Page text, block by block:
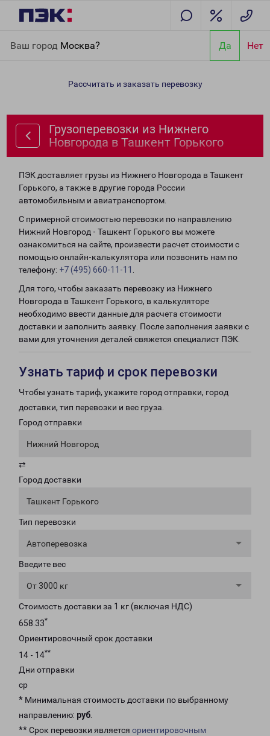
Ваш город Москва? Да Нет
в Ташкент Горького
Рассчитать и заказать перевозку
Грузоперевозки из Нижнего
Новгорода в Ташкент Горького
ПЭК доставляет грузы из Нижнего Новгорода в Ташкент
Горького, а также в другие города России
автомобильным и авиатранспортом.
С примерной стоимостью перевозки по направлению
Нижний Новгород - Ташкент Горького вы можете
ознакомиться на сайте, произвести расчет стоимости с
помощью онлайн-калькулятора или позвонить нам по
телефону: +7 (495) 660-11-11
Для того, чтобы заказать перевозку из Нижнего
Новгорода в Ташкент Горького, в калькуляторе
необходимо ввести данные для расчета стоимости
доставки и заполнить заявку. После заполнения заявки с
вами для уточнения деталей свяжется специалист ПЭК.
Узнать тариф и срок перевозки
Чтобы узнать тариф, укажите город отправки, город
доставки, тип перевозки и вес груза.
Город отправки
Нижний Новгород
⇄
Город доставки
Ташкент Горького
Тип перевозки
Автоперевозка
Введите вес
От 3000 кг
Стоимость доставки за 1 кг (включая НДС)
658.33*
Ориентировочный срок доставки
14 - 14**
Дни отправки
ср
* Минимальная стоимость доставки по выбранному
направлению: руб.
** Срок перевозки является ориентировочным